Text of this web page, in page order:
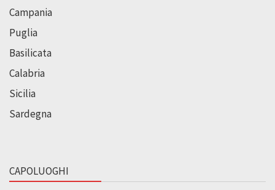
Campania
Puglia
Basilicata
Calabria
Sicilia
Sardegna
CAPOLUOGHI